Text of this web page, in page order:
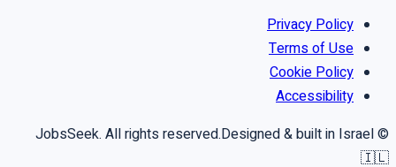
Privacy Policy
Terms of Use
Cookie Policy
Accessibility
© JobsSeek. All rights reserved.
Designed & built in Israel
🇮🇱